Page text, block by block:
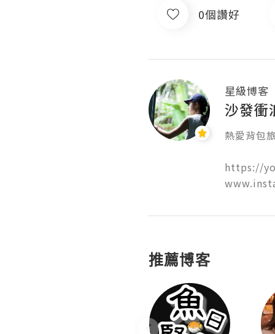
0個讚好
星級博客
沙發
熱愛背包
https://
推薦博客